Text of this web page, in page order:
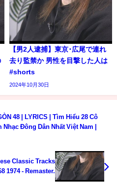
【男2人逮捕】東京･広尾で連れ
去り監禁か 男性を目撃した人は
#shorts
2024年10月30日
48 | LYRICS | Tìm Hiểu 28 Cô
Nhạc Đông Dân Nhất Việt Nam |
1974 - Remaster.